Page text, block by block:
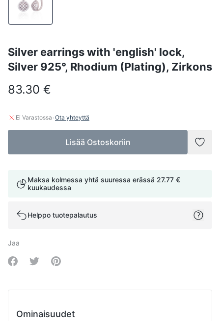
Silver earrings with 'english' lock,
Silver 925°, Rhodium (Plating), Zirkons
83.30 €
Ei Varastossa ·Ota yhteyttä
Lisää Ostoskoriin
Maksa kolmessa yhtä suuressa erässä 27.77 €
kuukaudessa
Helppo tuotepalautus
Jaa
Share on Facebook
Share on Twitter
Share on Pinterest
Ominaisuudet